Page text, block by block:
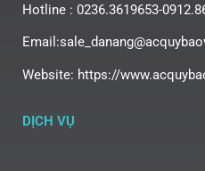
Hotline : 0236.3619653-
Website: https://
DỊCH VỤ